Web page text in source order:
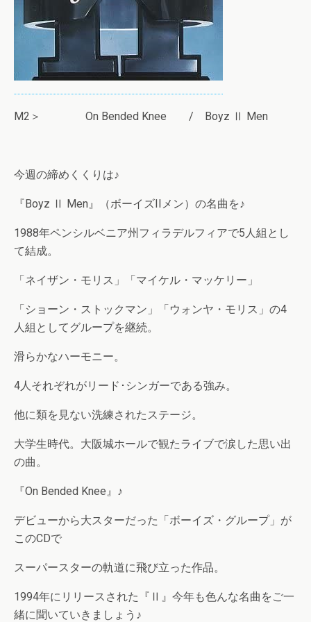
M2＞ On Bended Knee / Boyz Ⅱ Men
今週の締めくくりは♪
『Boyz Ⅱ Men』（ボーイズIIメン）の名曲を♪
1988年ペンシルベニア州フィラデルフィアで5人組とし
て結成。
「ネイザン・モリス」「マイケル・マッケリー」
「ショーン・ストックマン」「ウォンヤ・モリス」の4
人組としてグループを継続。
滑らかなハーモニー。
4人それぞれがリード･シンガーである強み。
他に類を見ない洗練されたステージ。
大学生時代。大阪城ホールで観たライブで涙した思い出
の曲。
『On Bended Knee』♪
デビューから大スターだった「ボーイズ・グループ」が
このCDで
スーパースターの軌道に飛び立った作品。
1994年にリリースされた『Ⅱ』今年も色んな名曲をご一
緒に聞いていきましょう♪